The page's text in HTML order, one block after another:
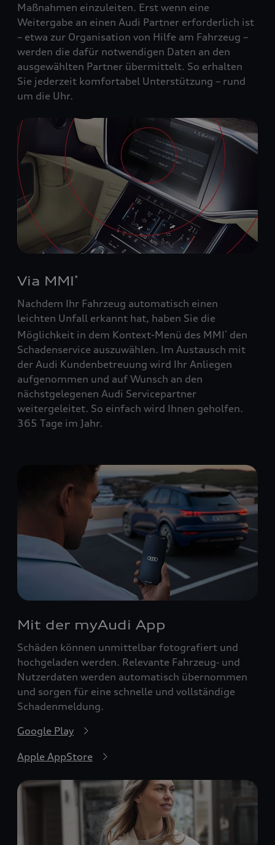
Maßnahmen einzuleiten. Erst wenn eine
Weitergabe an einen Audi Partner erforderlich ist
– etwa zur Organisation von Hilfe am Fahrzeug –
werden die dafür notwendigen Daten an den
ausgewählten Partner übermittelt. So erhalten
Sie jederzeit komfortabel Unterstützung – rund
um die Uhr.
Via MMI *
Nachdem Ihr Fahrzeug automatisch einen
leichten Unfall erkannt hat, haben Sie die
Möglichkeit in dem Kontext-Menü des MMI* den
Schadenservice auszuwählen. Im Austausch mit
der Audi Kundenbetreuung wird Ihr Anliegen
aufgenommen und auf Wunsch an den
nächstgelegenen Audi Servicepartner
weitergeleitet. So einfach wird Ihnen geholfen.
365 Tage im Jahr.
Mit der myAudi App
Schäden können unmittelbar fotografiert und
hochgeladen werden. Relevante Fahrzeug‑ und
Nutzerdaten werden automatisch übernommen
und sorgen für eine schnelle und vollständige
Schadenmeldung.
Google Play
Apple AppStore